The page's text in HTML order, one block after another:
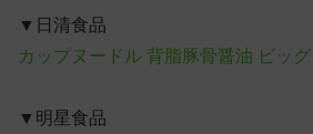
▼日清食品
カップヌードル 背脂豚骨醤油 ビッグ
▼明星食品